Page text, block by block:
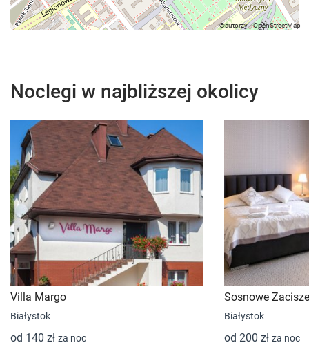
Noclegi w najbliższej okolicy
Villa Margo
Białystok
od 140 zł za noc
Sosnowe Zacisze
Białystok
od 200 zł za noc